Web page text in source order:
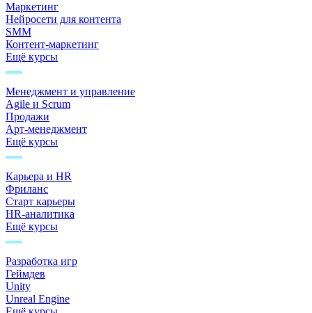
Маркетинг
Нейросети для контента
SMM
Контент-маркетинг
Ещё курсы
Менеджмент и управление
Agile и Scrum
Продажи
Арт-менеджмент
Ещё курсы
Карьера и HR
Фриланс
Старт карьеры
HR-аналитика
Ещё курсы
Разработка игр
Геймдев
Unity
Unreal Engine